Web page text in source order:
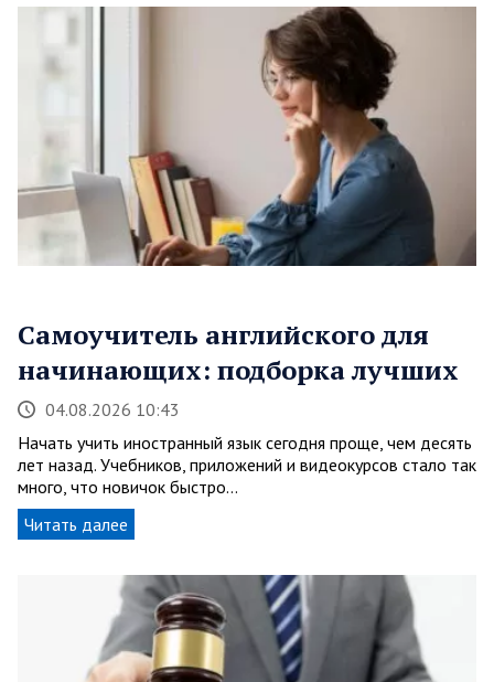
Самоучитель английского для
начинающих: подборка лучших
04.08.2026 10:43
Начать учить иностранный язык сегодня проще, чем десять
лет назад. Учебников, приложений и видеокурсов стало так
много, что новичок быстро…
Читать далее